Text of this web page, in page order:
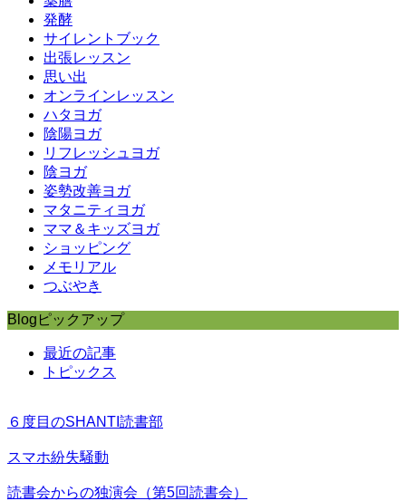
発酵
サイレントブック
出張レッスン
思い出
オンラインレッスン
ハタヨガ
陰陽ヨガ
リフレッシュヨガ
陰ヨガ
姿勢改善ヨガ
マタニティヨガ
ママ＆キッズヨガ
ショッピング
メモリアル
つぶやき
Blogピックアップ
最近の記事
トピックス
６度目のSHANTI読書部
スマホ紛失騒動
読書会からの独演会（第5回読書会）